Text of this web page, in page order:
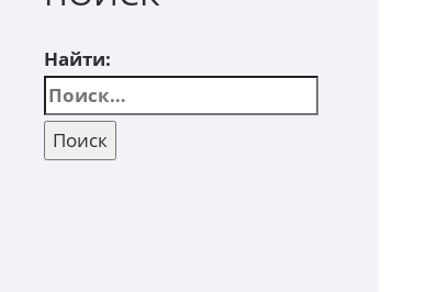
Найти: